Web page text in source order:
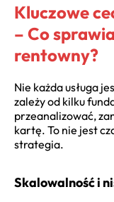
Kluczowe
– Co
rentowny?
Nie każda usługa
zależy od kilku
przeanalizować,
kartę. To nie jest
strategia.
Skalowalność i